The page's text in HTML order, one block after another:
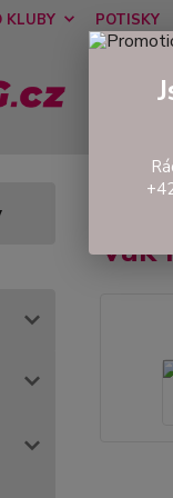
KLUBY POTISKY
Vak